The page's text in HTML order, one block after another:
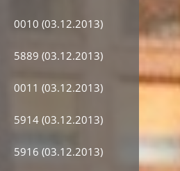
0010 (03.12.2013)
5889 (03.12.2013)
0011 (03.12.2013)
5914 (03.12.2013)
5916 (03.12.2013)